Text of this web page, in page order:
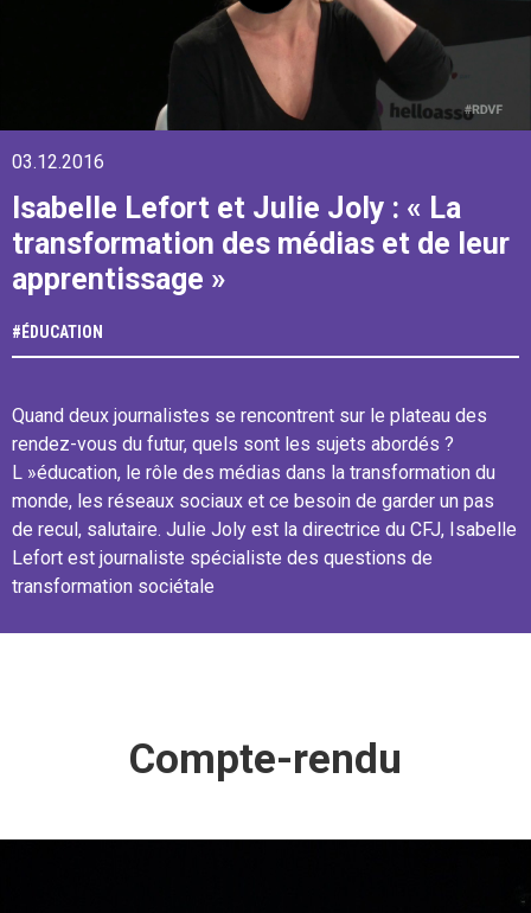
03.12.2016
Isabelle Lefort et Julie Joly : « La
transformation des médias et de leur
apprentissage »
# ÉDUCATION
Quand deux journalistes se rencontrent sur le plateau des
rendez-vous du futur, quels sont les sujets abordés ?
L »éducation, le rôle des médias dans la transformation du
monde, les réseaux sociaux et ce besoin de garder un pas
de recul, salutaire. Julie Joly est la directrice du CFJ, Isabelle
Lefort est journaliste spécialiste des questions de
transformation sociétale
Compte-rendu